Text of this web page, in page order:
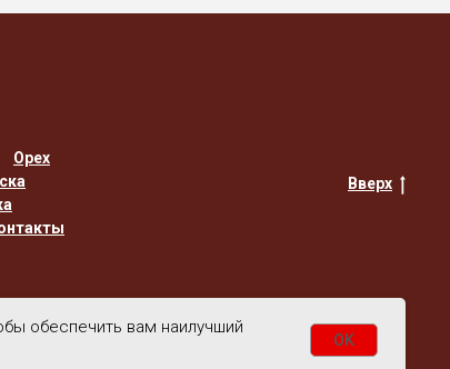
Орех
Вверх
обеспечить вам наилучший
OK